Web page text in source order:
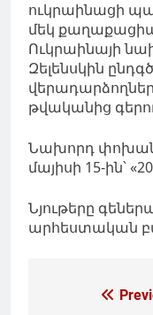
ուկրաինացի
մեկ
Ուկրաինայի
Զելենսկին
թվականից
Նախորդ
մայիսի 15-ին՝
Նյութերը
արհեստական